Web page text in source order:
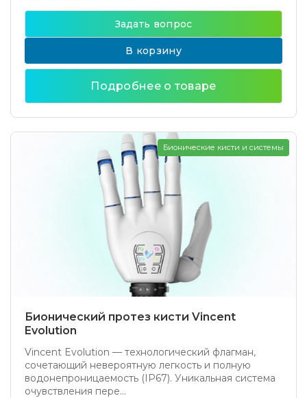
Задать вопрос
В корзину
Подробнее о товаре
Бионический протез кисти Vincent
Evolution
Vincent Evolution — технологический флагман,
сочетающий невероятную легкость и полную
водонепроницаемость (IP67). Уникальная система
очувствления пере...
Бионические кисти и системы